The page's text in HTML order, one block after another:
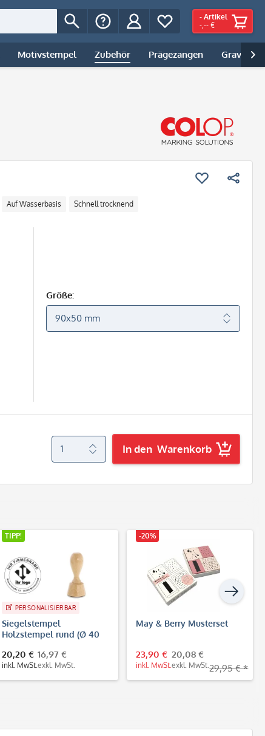
- Artikel
-,-- €
Motivstempel Zubehör Prägezangen Gravur |

Auf Wasserbasis Schnell trocknend
Größe:
In den Warenkorb
TIPP!
PERSONALISIERBAR
Siegelstempel
Holzstempel rund (Ø 40
20,20 €
inkl. MwSt.
16,97 €
exkl. MwSt.
-20%
May & Berry Musterset
23,90 €
inkl. MwSt.
20,08 €
exkl. MwSt. 29,95 € *